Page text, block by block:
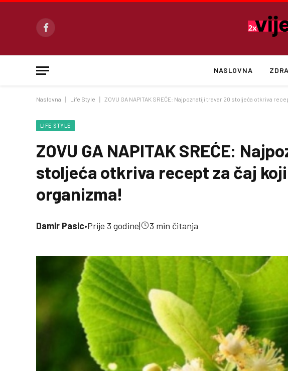
Facebook
NASLOVNA
Naslovna Life Style ZOVU GA NAPITAK SREĆE: Najpoznatiji travar 20 stoljeća otkriva
LIFE STYLE
ZOVU GA NAPITAK SREĆE:
stoljeća otkriva recept za čaj
organizma!
Damir Pasic•Prije 3 godine| 3 min čitanja